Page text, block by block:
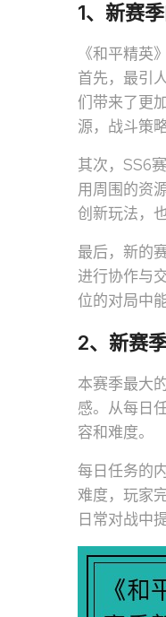
1、新赛
《和平精英
首先，最引
们带来了更
源，战斗策
其次，SS6
用周围的资
创新玩法，
最后，新的
进行协作与
位的对局中
2、新赛
本赛季最大
感。从每日
容和难度。
每日任务的
难度，玩家
日常对战中